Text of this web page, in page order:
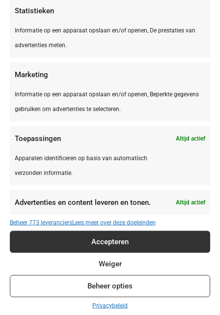
Statistieken
Informatie op een apparaat opslaan en/of openen, De prestaties van
advertenties meten.
Marketing
Informatie op een apparaat opslaan en/of openen, Beperkte gegevens
gebruiken om advertenties te selecteren.
Toepassingen Altijd actief
Apparaten identificeren op basis van automatisch
verzonden informatie.
Advertenties en content leveren en tonen. Altijd actief
Beheer 773 leveranciersLees meer over deze doeleinden
Accepteren
Weiger
Beheer opties
Privacybeleid
Griekenland Corfu Fly-drive Kleurrijk Corfu –
Island of Colours